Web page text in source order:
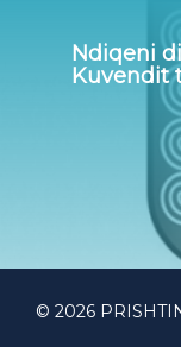
Ndiqeni
Kuvendit
© 2026